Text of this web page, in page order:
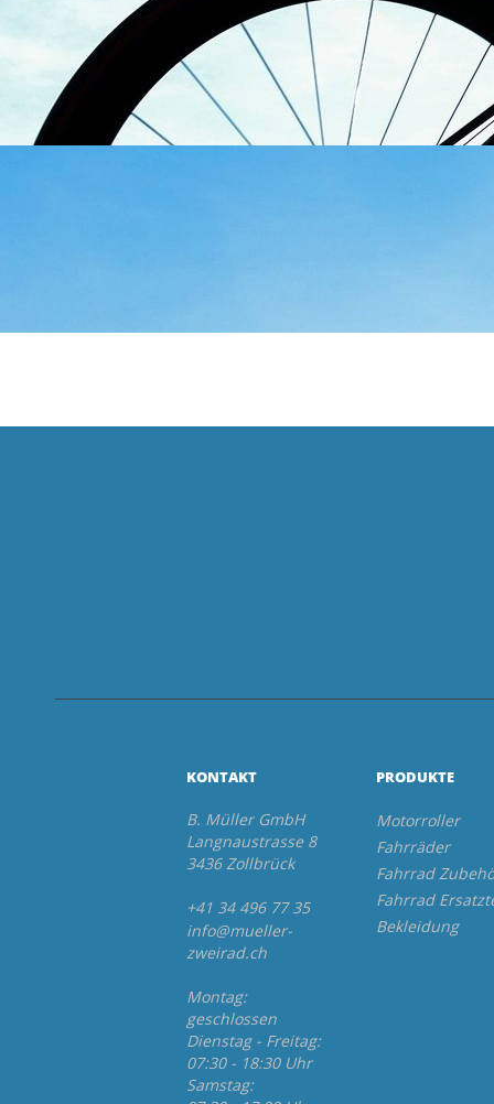
KONTAKT
B. Müller GmbH
Langnaustrasse 8
3436 Zollbrück
+41 34 496 77 35
info@mueller-
zweirad.ch
Montag:
geschlossen
Dienstag - Freitag:
07:30 - 18:30 Uhr
Samstag:
PRODUKTE
Motorroller
Fahrräder
Fahrrad
Fahrrad
Bekleidung